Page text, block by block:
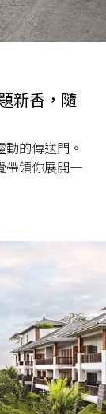
新香，隨
的傳送門。
帶領你展開一